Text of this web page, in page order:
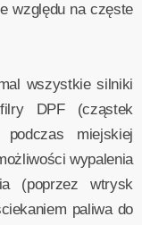
względu na częste
wszystkie silniki
DPF (cząstek
miejskiej
wypalenia
(poprzez wtrysk
paliwa do